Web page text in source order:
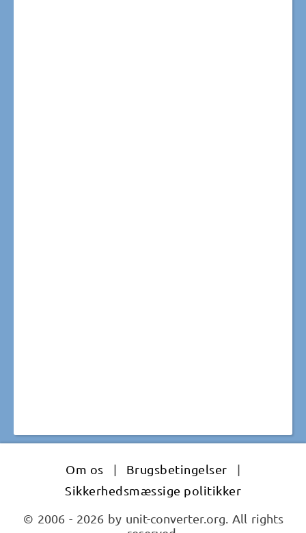
Om os | Brugsbetingelser
|
Sikkerhedsmæssige politikker
© 2006 - 2026 by unit-converter.org. All rights